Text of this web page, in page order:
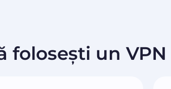
folosești un